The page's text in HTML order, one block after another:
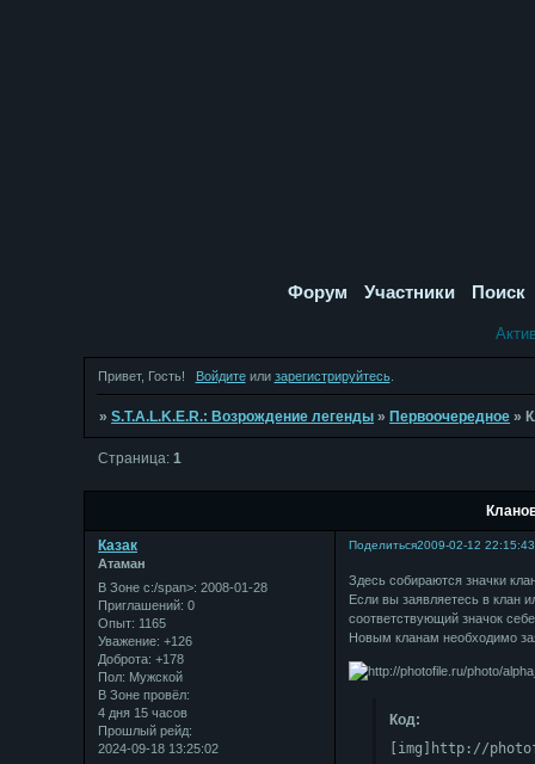
Форум Участники Поиск
Привет, Гость! Войдитеили зарегистрируйтесь.
»S.T.A.L.K.E.R.: Возрождение легенды » Первоочередное »
Страница:1
Поделиться2009-02-12 22:15:43
Казак
Атаман
В Зоне с:/span>: 2008-01-28
Приглашений: 0
Опыт: 1165
Уважение: +126
Доброта: +178
Пол: Мужской
В Зоне провёл:
4 дня 15 часов
Прошлый рейд:
2024-09-18 13:25:02
Здесь собираются значки
Если вы заявляетесь в клан
соответствующий значок
Новым кланам необходимо
Код:
[img]http://